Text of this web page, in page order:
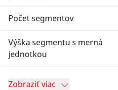
Počet segmentov
Výška segmentu s merná
jednotkou
Zobraziť viac